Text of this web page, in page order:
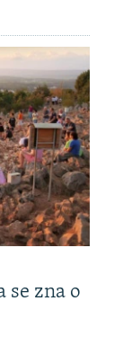
se zna o